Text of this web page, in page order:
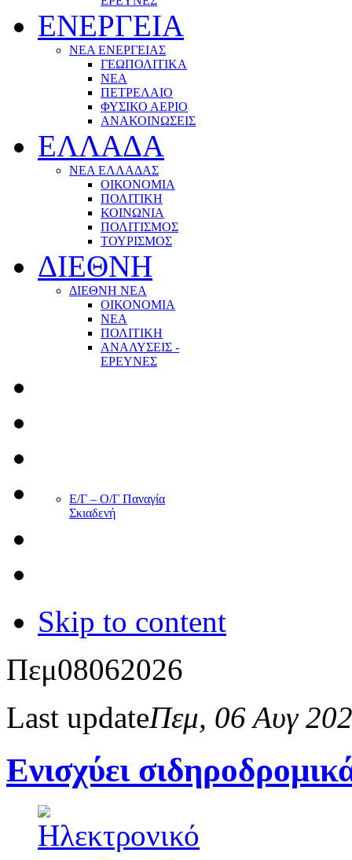
ΕΝΕΡΓΕΙΑ
ΝΕΑ ΕΝΕΡΓΕΙΑΣ
ΓΕΩΠΟΛΙΤΙΚΑ
ΝΕΑ
ΠΕΤΡΕΛΑΙΟ
ΦΥΣΙΚΟ ΑΕΡΙΟ
ΑΝΑΚΟΙΝΩΣΕΙΣ
ΕΛΛΑΔΑ
ΝΕΑ ΕΛΛΑΔΑΣ
ΟΙΚΟΝΟΜΙΑ
ΠΟΛΙΤΙΚΗ
ΚΟΙΝΩΝΙΑ
ΠΟΛΙΤΙΣΜΟΣ
ΤΟΥΡΙΣΜΟΣ
ΔΙΕΘΝΗ
ΔΙΕΘΝΗ ΝΕΑ
ΟΙΚΟΝΟΜΙΑ
ΝΕΑ
ΠΟΛΙΤΙΚΗ
ΑΝΑΛΥΣΕΙΣ -
ΕΡΕΥΝΕΣ
Ε/Γ – Ο/Γ Παναγία
Σκιαδενή
Skip to content
Πεμ08062026
Last updateΠεμ, 06 Αυγ
Ενισχύει